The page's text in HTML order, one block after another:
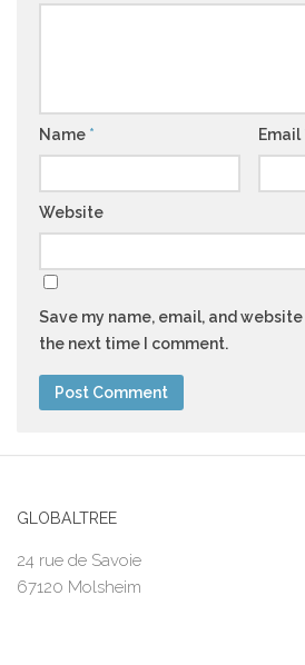
Name * Email
Website
Save my name, email, and
the next time I comment.
GLOBALTREE
24 rue de Savoie
67120 Molsheim